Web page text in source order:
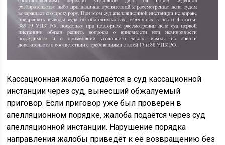
Кассационная жалоба подаётся в суд кассационной
инстанции через суд, вынесший обжалуемый
приговор. Если приговор уже был проверен в
апелляционном порядке, жалоба подаётся через суд
апелляционной инстанции. Нарушение порядка
направления жалобы приведёт к её возвращению без